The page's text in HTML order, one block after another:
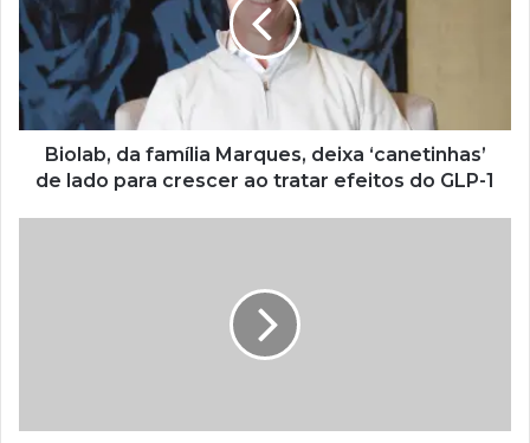
Biolab, da família Marques, deixa ‘canetinhas’
de lado para crescer ao tratar efeitos do GLP-1